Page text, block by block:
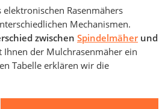
Rasenmähers
Mechanismen.
zwischen Spindelmäherund
Ihnen der Mulchrasenmäher ein
Tabelle erklären wir die